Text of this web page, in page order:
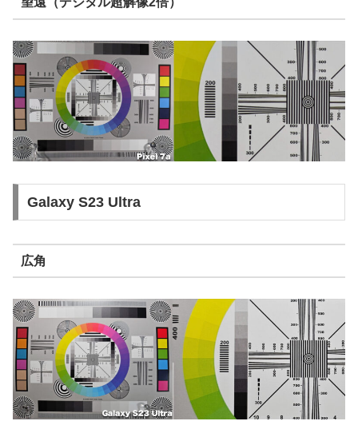
Galaxy S23 Ultra
広角